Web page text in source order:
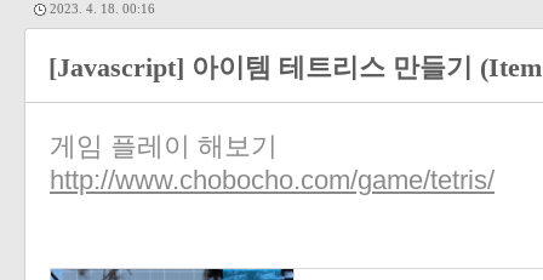
2023. 4. 18. 00:16
[Javascript] 아이템 테트리스 만들기
게임 플레이 해보기
http://www.chobocho.com/game/tetris/